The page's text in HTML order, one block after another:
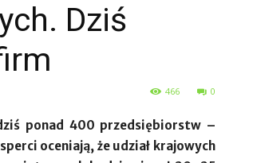
Dziś
0
466
ponad 400 przedsiębiorstw –
oceniają, że udział krajowych